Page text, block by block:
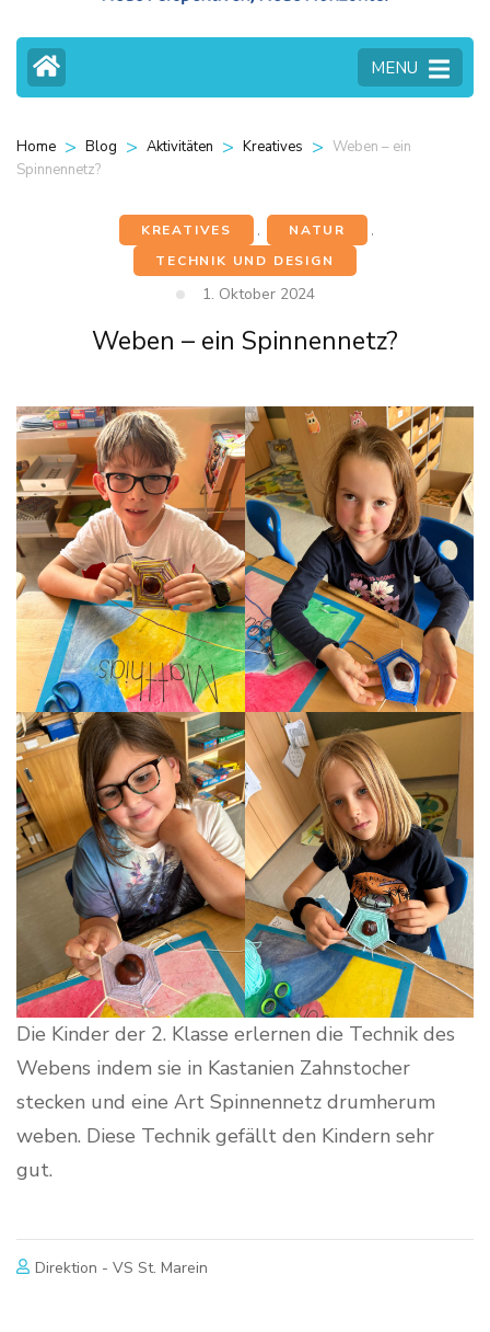
MENU
Home > Blog > Aktivitäten > Kreatives > Weben – ein
Spinnennetz?
KREATIVES , NATUR
,
TECHNIK UND DESIGN
1. Oktober 2024
Weben – ein Spinnennetz?
Die Kinder der 2. Klasse erlernen die Technik des
Webens indem sie in Kastanien Zahnstocher
stecken und eine Art Spinnennetz drumherum
weben. Diese Technik gefällt den Kindern sehr
gut.
Direktion - VS St. Marein